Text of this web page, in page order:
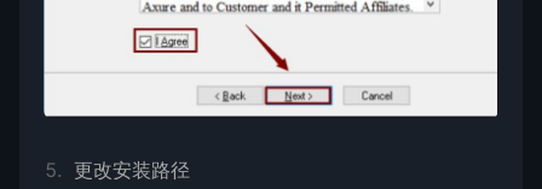
更改安装路径